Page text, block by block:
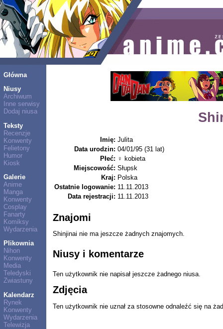
Główna
Niusy
Archiwum
Inne serwisy
Dodaj niusa
Teksty
Recenzje
Konwenty
Felietony
Humor
Kiosk
Galerie
Anime
Manga
Konwenty
Cosplay
Fanarty
Komiksy
Wydarzenia
Plikownia
Nihon
Konwenty
Media
Teledyski
Zwiastuny
Kalendarz
Rynek
Konwenty
Wydarzenia
Telewizja
Imię: Julita
Data urodzin: 04/01/95 (31 lat)
Płeć: ♀ kobieta
Miejscowość: Słupsk
Kraj: Polska
Ostatnie logowanie: 11.11.2013
Data rejestracji: 11.11.2013
Znajomi
Shinjinai nie ma jeszcze żadnych znajomych.
Niusy i komentarze
Ten użytkownik nie napisał jeszcze żadnego niusa.
Zdjęcia
Ten użytkownik nie uznał za stosowne odnaleźć się na